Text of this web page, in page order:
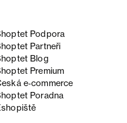
Podpora
Partneři
Blog
Premium
e‑commerce
Poradna